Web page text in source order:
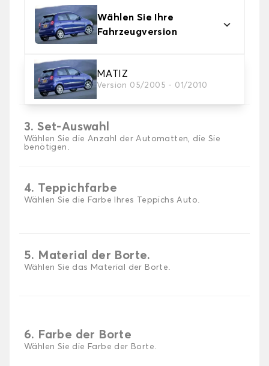
Wählen Sie Ihre
Fahrzeugversion
MATIZ
Version 05/2005 - 01/2010
2. Material
Wählen Sie das Material Ihres Autofussmatten
3. Set-Auswahl
Wählen Sie die Anzahl der Automatten, die Sie
benötigen.
4. Teppichfarbe
Wählen Sie die Farbe Ihres Teppichs Auto.
5. Material der Borte.
Wählen Sie das Material der Borte.
6. Farbe der Borte
Wählen Sie die Farbe der Borte.